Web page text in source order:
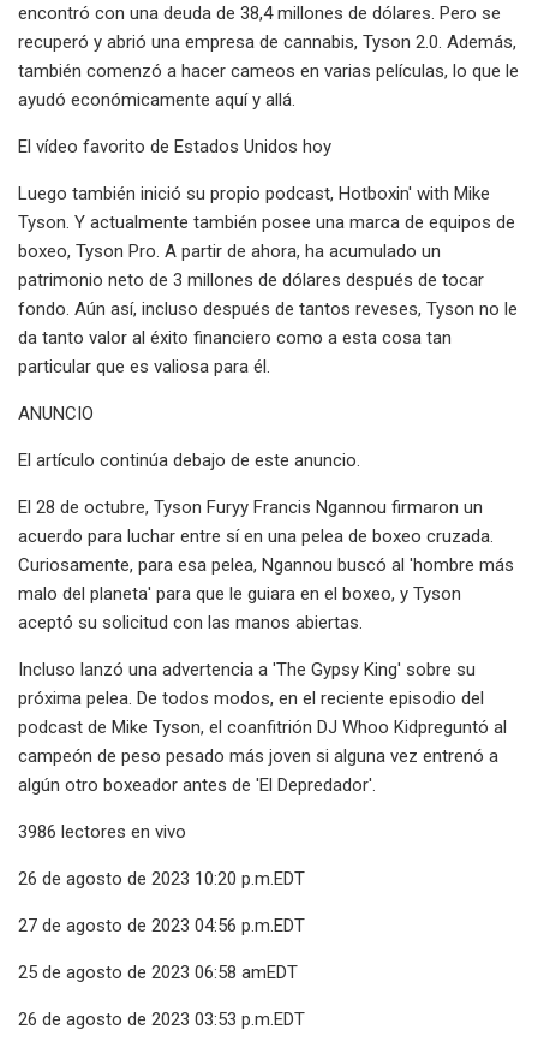
encontró con una deuda de 38,4 millones de dólares. Pero se
recuperó y abrió una empresa de cannabis, Tyson 2.0. Además,
también comenzó a hacer cameos en varias películas, lo que le
ayudó económicamente aquí y allá.
El vídeo favorito de Estados Unidos hoy
Luego también inició su propio podcast, Hotboxin' with Mike
Tyson. Y actualmente también posee una marca de equipos de
boxeo, Tyson Pro. A partir de ahora, ha acumulado un
patrimonio neto de 3 millones de dólares después de tocar
fondo. Aún así, incluso después de tantos reveses, Tyson no le
da tanto valor al éxito financiero como a esta cosa tan
particular que es valiosa para él.
ANUNCIO
El artículo continúa debajo de este anuncio.
El 28 de octubre, Tyson Furyy Francis Ngannou firmaron un
acuerdo para luchar entre sí en una pelea de boxeo cruzada.
Curiosamente, para esa pelea, Ngannou buscó al 'hombre más
malo del planeta' para que le guiara en el boxeo, y Tyson
aceptó su solicitud con las manos abiertas.
Incluso lanzó una advertencia a 'The Gypsy King' sobre su
próxima pelea. De todos modos, en el reciente episodio del
podcast de Mike Tyson, el coanfitrión DJ Whoo Kidpreguntó al
campeón de peso pesado más joven si alguna vez entrenó a
algún otro boxeador antes de 'El Depredador'.
3986 lectores en vivo
26 de agosto de 2023 10:20 p.m.EDT
27 de agosto de 2023 04:56 p.m.EDT
25 de agosto de 2023 06:58 amEDT
26 de agosto de 2023 03:53 p.m.EDT